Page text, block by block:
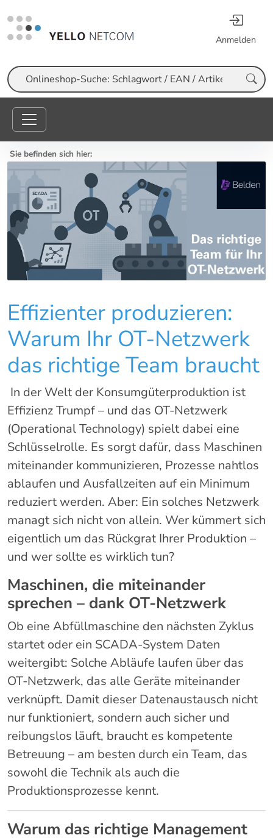
Anmelden
Suche
Sie befinden sich hier:
Effizienter produzieren:
Warum Ihr OT-Netzwerk
das richtige Team braucht
In der Welt der Konsumgüterproduktion ist
Effizienz Trumpf – und das OT-Netzwerk
(Operational Technology) spielt dabei eine
Schlüsselrolle. Es sorgt dafür, dass Maschinen
miteinander kommunizieren, Prozesse nahtlos
ablaufen und Ausfallzeiten auf ein Minimum
reduziert werden. Aber: Ein solches Netzwerk
managt sich nicht von allein. Wer kümmert sich
eigentlich um das Rückgrat Ihrer Produktion –
und wer sollte es wirklich tun?
Maschinen, die miteinander
sprechen – dank OT-Netzwerk
Ob eine Abfüllmaschine den nächsten Zyklus
startet oder ein SCADA-System Daten
weitergibt: Solche Abläufe laufen über das
OT-Netzwerk, das alle Geräte miteinander
verknüpft. Damit dieser Datenaustausch nicht
nur funktioniert, sondern auch sicher und
reibungslos läuft, braucht es kompetente
Betreuung – am besten durch ein Team, das
sowohl die Technik als auch die
Produktionsprozesse kennt.
Warum das richtige Management